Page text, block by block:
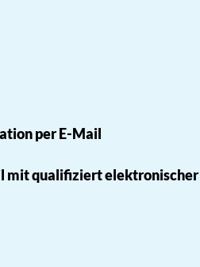
per E-Mail
mit qualifiziert elektronischer